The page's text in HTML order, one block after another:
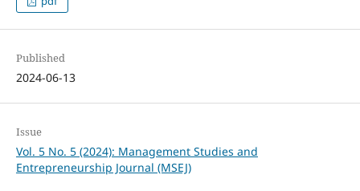
Published
2024-06-13
Issue
Vol. 5 No. 5 (2024): Management Studies and
Entrepreneurship Journal (MSEJ)